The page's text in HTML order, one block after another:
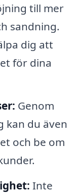
till mer
sandning.
dig att
för dina
Genom
kan du även
och be om
Inte